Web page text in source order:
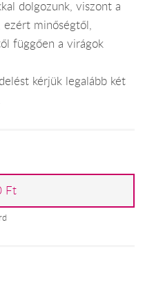
dolgozunk, viszont a
ezért minőségtől,
függően a virágok
kérjük legalább két
Ft